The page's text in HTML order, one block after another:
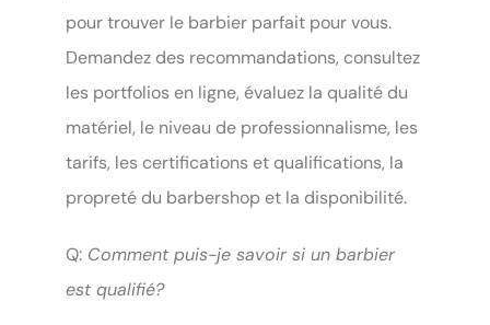
pour trouver le barbier parfait pour vous.
Demandez des recommandations, consultez
les portfolios en ligne, évaluez la qualité du
matériel, le niveau de professionnalisme, les
tarifs, les certifications et qualifications, la
propreté du barbershop et la disponibilité.
Q: Comment puis-je savoir si un barbier
est qualifié?